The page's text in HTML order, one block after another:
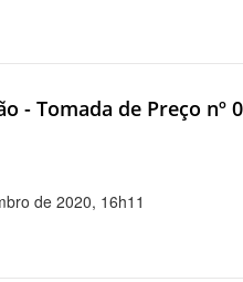
- Tomada de Preço nº
de 2020, 16h11